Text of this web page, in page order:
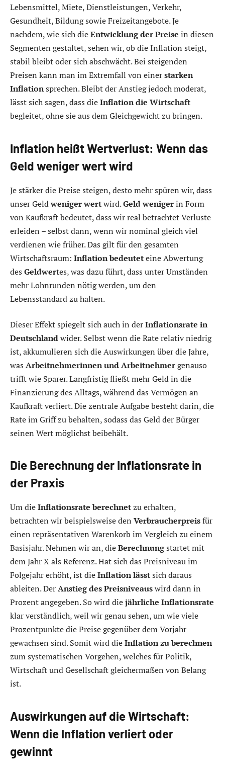
Lebensmittel, Miete, Dienstleistungen, Verkehr,
Gesundheit, Bildung sowie Freizeitangebote. Je
nachdem, wie sich dieEntwicklung der Preise in diesen
Segmenten gestaltet, sehen wir, ob die Inflation steigt,
stabil bleibt oder sich abschwächt. Bei steigenden
Preisen kann man im Extremfall von einerstarken
Inflationsprechen. Bleibt der Anstieg jedoch moderat,
lässt sich sagen, dass dieInflation die Wirtschaft
begleitet, ohne sie aus dem Gleichgewicht zu bringen.
Inflation heißt Wertverlust: Wenn das
Geld weniger wert wird
Je stärker die Preise steigen, desto mehr spüren wir, dass
unser Geldweniger wertwird.Geld wenigerin Form
von Kaufkraft bedeutet, dass wir real betrachtet Verluste
erleiden – selbst dann, wenn wir nominal gleich viel
verdienen wie früher. Das gilt für den gesamten
Wirtschaftsraum: Inflation bedeuteteine Abwertung
des Geldwertes, was dazu führt, dass unter Umständen
mehr Lohnrunden nötig werden, um den
Lebensstandard zu halten.
Dieser Effekt spiegelt sich auch in derInflationsrate in
Deutschlandwider. Selbst wenn die Rate relativ niedrig
ist, akkumulieren sich die Auswirkungen über die Jahre,
was Arbeitnehmerinnen und Arbeitnehmergenauso
trifft wie Sparer. Langfristig fließt mehr Geld in die
Finanzierung des Alltags, während das Vermögen an
Kaufkraft verliert. Die zentrale Aufgabe besteht darin, die
Rate im Griff zu behalten, sodass das Geld der Bürger
seinen Wert möglichst beibehält.
Die Berechnung der Inflationsrate in
der Praxis
Um dieInflationsrate berechnetzu erhalten,
betrachten wir beispielsweise den Verbraucherpreisfür
einen repräsentativen Warenkorb im Vergleich zu einem
Basisjahr. Nehmen wir an, dieBerechnungstartet mit
dem Jahr X als Referenz. Hat sich das Preisniveau im
Folgejahr erhöht, ist dieInflation lässtsich daraus
ableiten. DerAnstieg des Preisniveauswird dann in
Prozent angegeben. So wird diejährliche Inflationsrate
klar verständlich, weil wir genau sehen, um wie viele
Prozentpunkte die Preise gegenüber dem Vorjahr
gewachsen sind. Somit wird dieInflation zu berechnen
zum systematischen Vorgehen, welches für Politik,
Wirtschaft und Gesellschaft gleichermaßen von Belang
ist.
Auswirkungen auf die Wirtschaft:
Wenn die Inflation verliert oder
gewinnt